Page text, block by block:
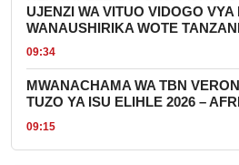
UJENZI WA VITUO VIDOGO
WANAUSHIRIKA WOTE
09:34
MWANACHAMA WA TBN
TUZO YA ISU ELIHLE 2026 –
09:15